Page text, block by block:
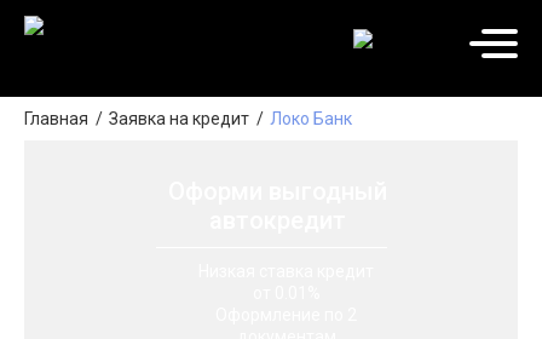
Главная Заявка на кредит Локо Банк